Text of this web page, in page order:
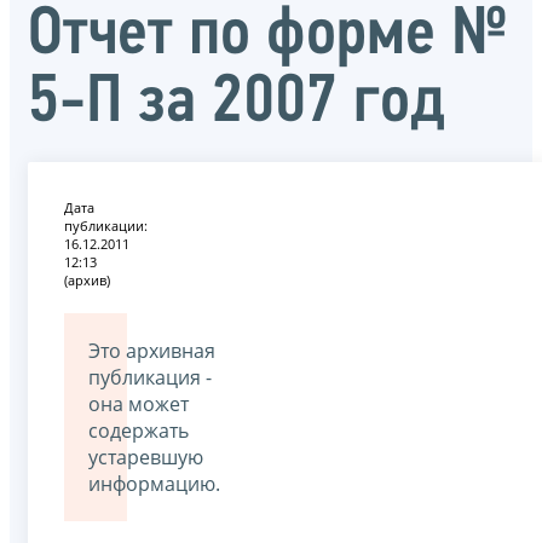
Отчет по форме №
5-П за 2007 год
Дата
публикации:
16.12.2011
12:13
(архив)
Это архивная
публикация -
она может
содержать
устаревшую
информацию.